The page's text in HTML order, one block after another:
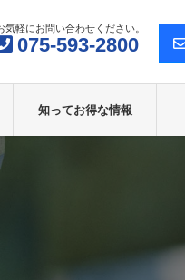
気軽にお問い合わせください。
075-593-2800
知ってお得な情報